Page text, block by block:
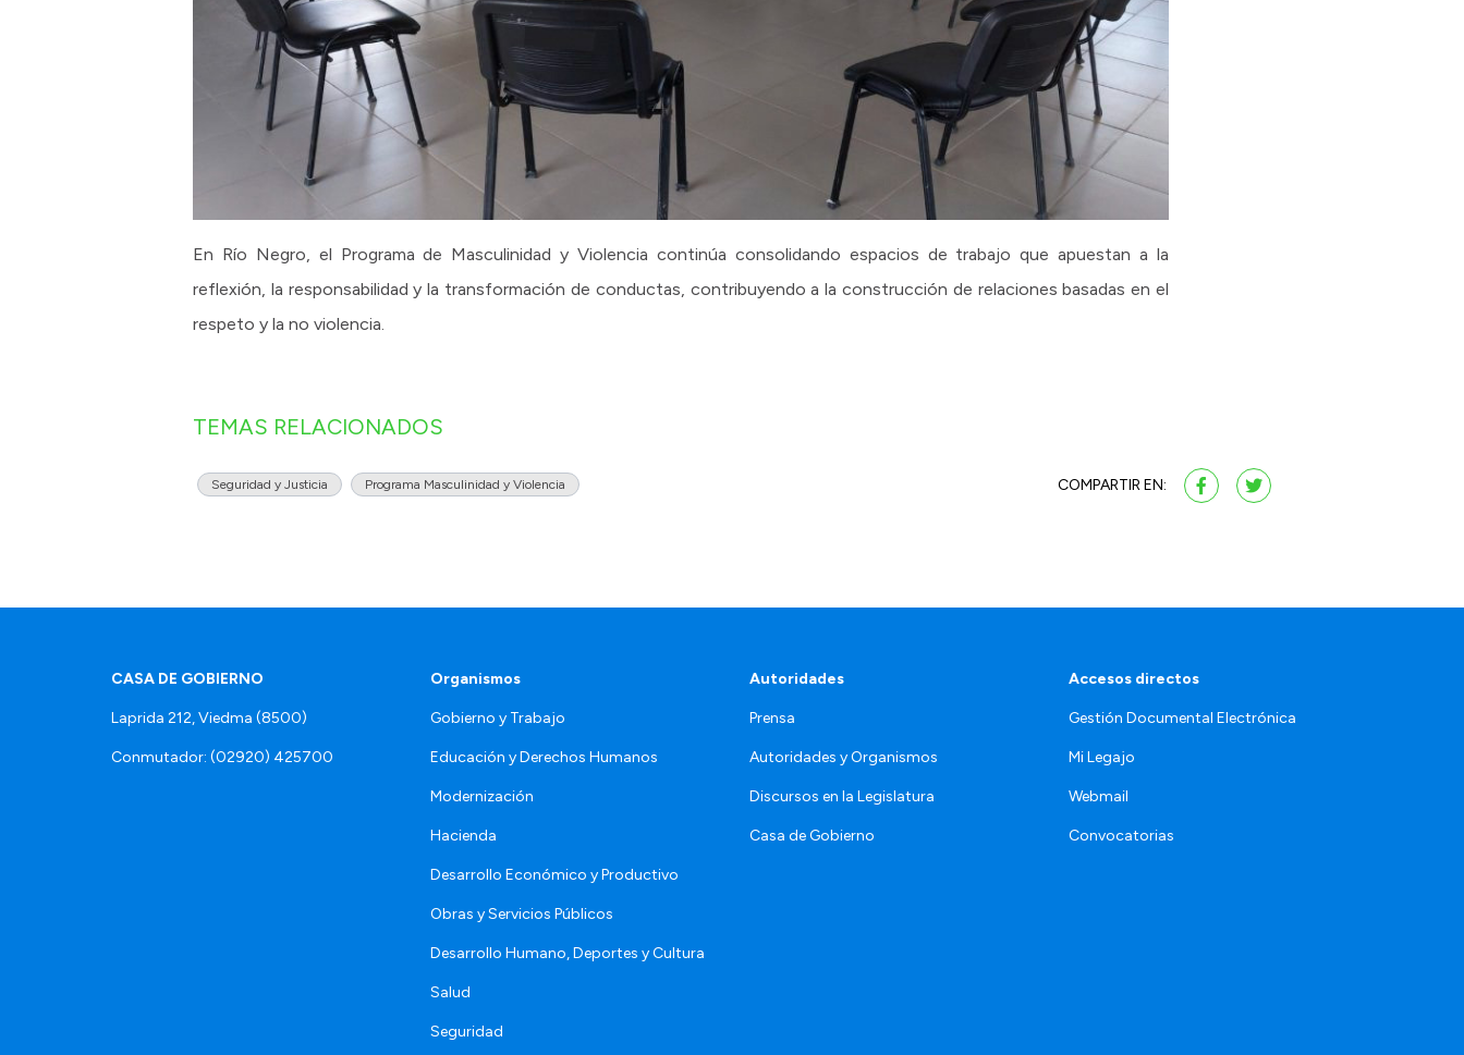
En Río Negro, el Programa de Masculinidad y Violencia continúa consolidando espacios de trabajo que apuestan a la
reflexión, la responsabilidad y la transformación de conductas, contribuyendo a la construcción de relaciones basadas en el
respeto y la no violencia.
TEMAS RELACIONADOS
Seguridad y Justicia Programa Masculinidad y Violencia COMPARTIR EN:
CASA DE GOBIERNO
Laprida 212, Viedma (8500)
Conmutador: (02920) 425700
Organismos
Gobierno y Trabajo
Educación y Derechos Humanos
Modernización
Hacienda
Desarrollo Económico y Productivo
Obras y Servicios Públicos
Desarrollo Humano, Deportes y Cultura
Salud
Seguridad
Autoridades
Prensa
Autoridades y Organismos
Discursos en la Legislatura
Casa de Gobierno
Accesos directos
Gestión Documental Electrónica
Mi Legajo
Webmail
Convocatorias